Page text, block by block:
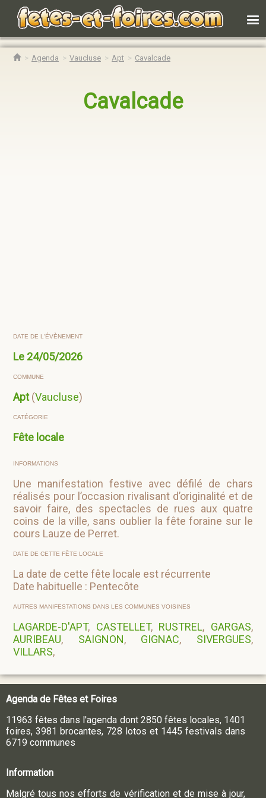
Agenda Vaucluse Apt Cavalcade
Cavalcade
DATE DE L'ÉVÈNEMENT
Le 24/05/2026
COMMUNE
Apt(Vaucluse)
CATÉGORIE
Fête locale
INFORMATIONS
Une manifestation festive avec défilé de chars
réalisés pour l’occasion rivalisant d’originalité et de
savoir faire, des spectacles de rues aux quatre
coins de la ville, sans oublier la fête foraine sur le
cours Lauze de Perret.
DATE DE CETTE FÊTE LOCALE
La date de cette fête locale est récurrente
Date habituelle : Pentecôte
AUTRES MANIFESTATIONS DANS LES COMMUNES VOISINES
LAGARDE-D'APT, CASTELLET, RUSTREL, GARGAS,
AURIBEAU, SAIGNON, GIGNAC, SIVERGUES,
VILLARS,
Agenda de Fêtes et Foires
11963 fêtes dans l'agenda dont 2850 fêtes locales, 1401
foires, 3981 brocantes, 728 lotos et 1445 festivals dans
6719 communes
Information
Malgré tous nos efforts de vérification et de mise à jour,